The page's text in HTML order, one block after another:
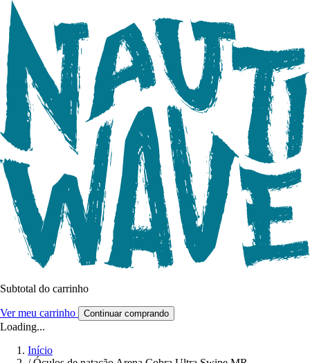
Subtotal do carrinho
Ver meu carrinho Continuar comprando
Loading...
Início